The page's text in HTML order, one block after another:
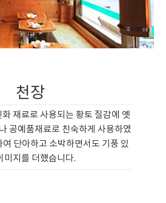
천장
재료로 사용되는 황토 질감에 옛
공예품재료로 친숙하게 사용하였
단아하고 소박하면서도 기풍 있
미지를 더했습니다.